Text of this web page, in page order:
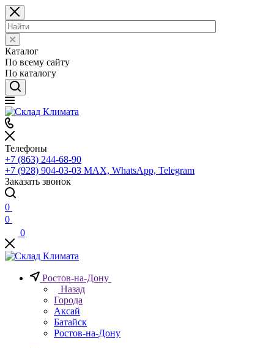
Каталог
По всему сайту
По каталогу
Телефоны
+7 (863) 244-68-90
+7 (928) 904-03-03 MAX, WhatsApp, Telegram
Заказать звонок
0
0
0
Ростов-на-Дону
Назад
Города
Аксай
Батайск
Ростов-на-Дону